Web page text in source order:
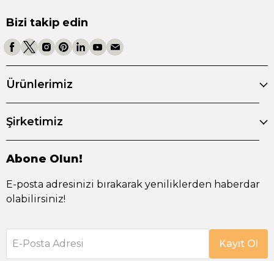
Bizi takip edin
Ürünlerimiz
Şirketimiz
Abone Olun!
E-posta adresinizi bırakarak yeniliklerden haberdar
olabilirsiniz!
E-Posta Adresi Kayıt Ol